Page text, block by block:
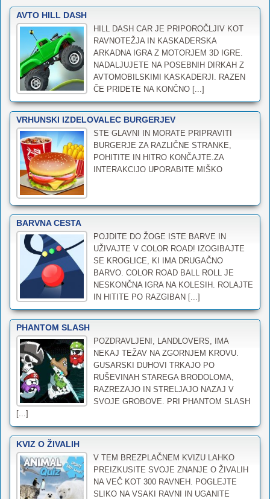
AVTO HILL DASH
HILL DASH CAR JE PRIPOROČLJIV KOT
RAVNOTEŽJA IN KASKADERSKA
ARKADNA IGRA Z MOTORJEM 3D IGRE.
NADALJUJETE NA POSEBNIH DIRKAH Z
AVTOMOBILSKIMI KASKADERJI. RAZEN
ČE PRIDETE NA KONČNO [...]
VRHUNSKI IZDELOVALEC BURGERJEV
STE GLAVNI IN MORATE PRIPRAVITI
BURGERJE ZA RAZLIČNE STRANKE,
POHITITE IN HITRO KONČAJTE.ZA
INTERAKCIJO UPORABITE MIŠKO
BARVNA CESTA
POJDITE DO ŽOGE ISTE BARVE IN
UŽIVAJTE V COLOR ROAD! IZOGIBAJTE
SE KROGLICE, KI IMA DRUGAČNO
BARVO. COLOR ROAD BALL ROLL JE
NESKONČNA IGRA NA KOLESIH. ROLAJTE
IN HITITE PO RAZGIBAN [...]
PHANTOM SLASH
POZDRAVLJENI, LANDLOVERS, IMA
NEKAJ TEŽAV NA ZGORNJEM KROVU.
GUSARSKI DUHOVI TRKAJO PO
RUŠEVINAH STAREGA BRODOLOMA,
RAZREZAJO IN STRELJAJO NAZAJ V
SVOJE GROBOVE. PRI PHANTOM SLASH
[...]
KVIZ O ŽIVALIH
V TEM BREZPLAČNEM KVIZU LAHKO
PREIZKUSITE SVOJE ZNANJE O ŽIVALIH
NA VEČ KOT 300 RAVNEH. POGLEJTE
SLIKO NA VSAKI RAVNI IN UGANITE